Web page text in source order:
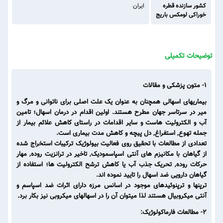
کشور سازنده قطره
خوراکی لومکس باریج
ایران
توضیحات تکمیلی
۱- متون پزشکی و مقالات
بیماریهای اسهالی همچنان به عنوان یک علت اصلی برای ناتوانی و مرگ و
میر در سرتاسر جهان مطرح هستند. اولین اقدام در درمان اسهال؛ تامین
آب و الکترولیت هاست و سایر اقدامات در راستای کاهش علائم بیمار از
جمله تهوع, استفراغ, دل پیچه و کاهش مدت بیماری است.
تعدادی از مطالعات با تحقیق روی فعالیت بیولوژیک ترکیبات استخراج شده
از گیاهان با مکانیزم های آنتی اسپاسمودیک, تاخیر در ترانزیت روده, مهار
حرکات روده, تحریک جذب آب یا کاهش ترشح الکترولیت ها؛ استفاده از
گیاهان دارویی ضد اسهال را تایید نموده اند.
ترپنها و ترپنوئیدهای موجود در اسانس مرزه دارای اثرات ضد اسپاسم و
آنتی میکروبیال هستند لذا میتوان آن را در اسهالهای میکروبی نیز بکار برد.
۲- مطالعات فارماکولوژیک: